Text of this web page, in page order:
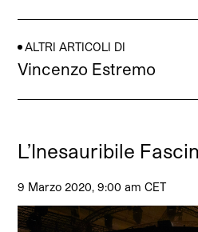
ALTRI ARTICOLI DI
Vincenzo Estremo
L’Inesauribile
9 Marzo 2020, 9:00 am CET